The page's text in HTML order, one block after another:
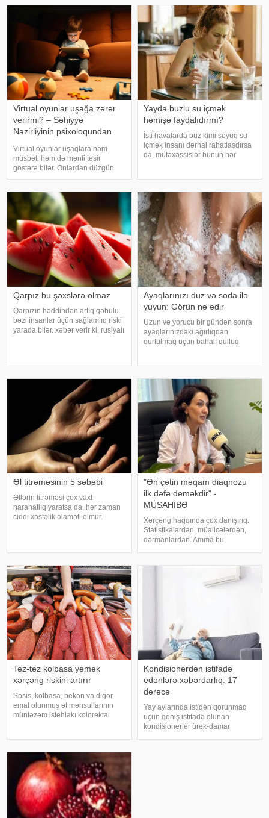
Virtual oyunlar uşağa zərər
verirmi? – Səhiyyə
Nazirliyinin psixoloqundan
Virtual oyunlar uşaqlara həm
müsbət, həm də mənfi təsir
göstərə bilər. Onlardan düzgün
rejimdə istifadə edildikdə zehni
artıq oynanılması fiziki və psixoloji
problemlərə səbəb ola bilər
Yayda buzlu su içmək
həmişə faydalıdırmı?
İsti havalarda buz kimi soyuq su
içmək insanı dərhal rahatlaşdırsa
da, mütəxəssislər bunun hər
insanın kifayət qədə
Qarpız bu şəxslərə olmaz
Qarpızın həddindən artıq qəbulu
bəzi insanlar üçün sağlamlıq riski
yarada bilər. xəbər verir ki, rusiyalı
Ayaqlarınızı duz və soda ilə
yuyun: Görün nə edir
Uzun və yorucu bir gündən sonra
ayaqlarınızdakı ağırlıqdan
qurtulmaq üçün bahalı qulluq
bilərsiniz. xəbər verir ki, çox vax
Əl titrəməsinin 5 səbəbi
Əllərin titrəməsi çox vaxt
narahatlıq yaratsa da, hər zaman
ciddi xəstəlik əlaməti olmur.
"Ən çətin məqam diaqnozu
ilk dəfə deməkdir" -
MÜSAHİBƏ
Xərçəng haqqında çox danışırıq.
Statistikalardan, müalicələrdən,
dərmanlardan. Amma bu
yanlış bildiklərindən daha az
danışırıq. Elə buna gör
Tez-tez kolbasa yemək
xərçəng riskini artırır
Sosis, kolbasa, bekon və digər
emal olunmuş ət məhsullarının
müntəzəm istehlakı kolorektal
Nazirliyinin Milli Kliniki
Endokrinologiy
Kondisionerdən istifadə
edənlərə xəbərdarlıq: 17
dərəcə
Yay aylarında istidən qorunmaq
üçün geniş istifadə olunan
kondisionerlər ürək-damar